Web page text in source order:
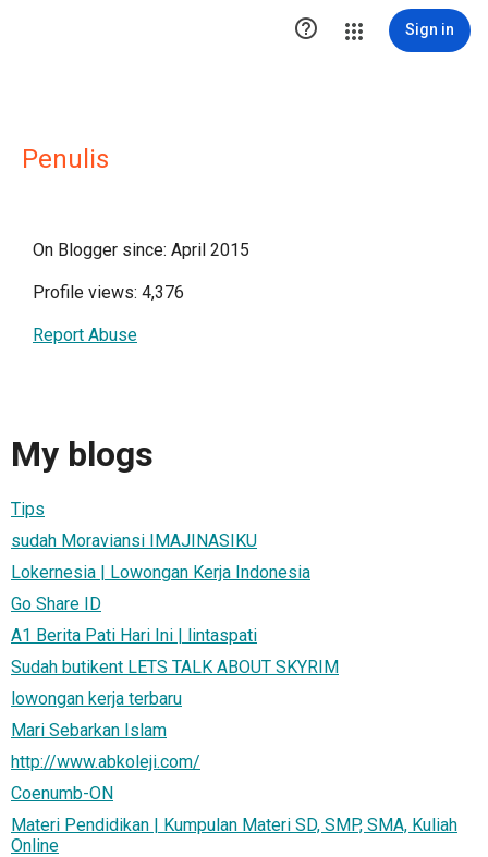
 Sign in
Penulis
On Blogger since: April 2015
Profile views: 4,376
Report Abuse
My blogs
Tips
sudah Moraviansi IMAJINASIKU
Lokernesia | Lowongan Kerja Indonesia
Go Share ID
A1 Berita Pati Hari Ini | lintaspati
Sudah butikent LETS TALK ABOUT SKYRIM
lowongan kerja terbaru
Mari Sebarkan Islam
http://www.abkoleji.com/
Coenumb-ON
Materi Pendidikan | Kumpulan Materi SD, SMP, SMA, Kuliah
Online